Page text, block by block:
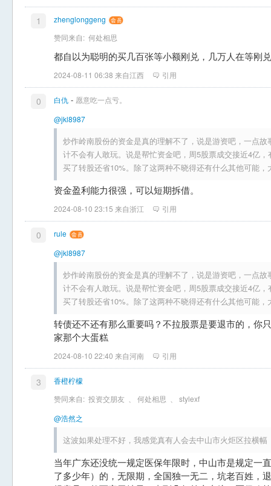
1
zhenglonggeng
赞同来自: 何处相思
都自以为聪明的买几百张等小额刚兑，几万人在等刚
2024-08-11 06:38 来自江西 引用
0 白仇 - 愿意吃一点亏。
@jkl8987
炒作岭南股份的资金是真的理解不了，说是游资吧，一点
计不会有人敢玩。说是帮忙资金吧，周5股票成交接近4亿
买了转股还省10%。除了这两种不晓得还有什么其他可能，
资金盈利能力很强，可以短期拆借。
2024-08-10 23:15 来自浙江 引用
0
rule
@jkl8987
炒作岭南股份的资金是真的理解不了，说是游资吧，一点
计不会有人敢玩。说是帮忙资金吧，周5股票成交接近4亿
买了转股还省10%。除了这两种不晓得还有什么其他可能，
转债还不还有那么重要吗？不拉股票是要退市的，你
家那个大蛋糕
2024-08-10 22:40 来自河南 引用
3
香橙柠檬
赞同来自: 投资交朋友 何处相思
stylexf
@浩然之
这波如果处理不好，我感觉真有人会去中山市火炬区拉横幅
当年广东还没统一规定医保年限时，中山市是规定一
了多少年）的，无限期，全国独一无二，坑老百姓，